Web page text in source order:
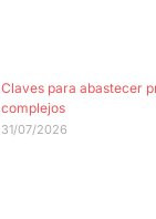
Claves para abastecer
complejos
31/07/2026